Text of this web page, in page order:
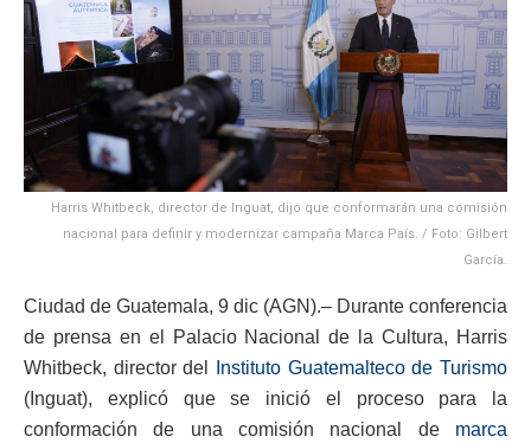
Harris Whitbeck, director de Inguat, dijo que conformarán una comisión
nacional para definir y modernizar campaña Marca País. / Foto: Gilbert
García.
Ciudad de Guatemala, 9 dic (AGN).– Durante conferencia
de prensa en el Palacio Nacional de la Cultura, Harris
Whitbeck, director del
Instituto Guatemalteco de Turismo
(Inguat), explicó que se inició el proceso para la
conformación de una comisión nacional de marca